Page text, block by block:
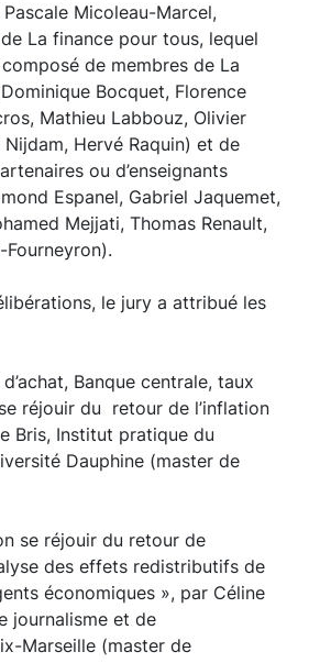
Micoleau-Marcel,
La finance pour tous, lequel
de membres de La
Bocquet, Florence
Mathieu Labbouz, Olivier
Hervé Raquin) et de
ou d’enseignants
Espanel, Gabriel Jaquemet,
Mejjati, Thomas Renault,
Fourneyron).
le jury a attribué les
Banque centrale, taux
réjouir du retour de l’inflation
Bris, Institut pratique du
Dauphine (master de
se réjouir du retour de
des effets redistributifs de
économiques », par Céline
journalisme et de
Marseille (master de